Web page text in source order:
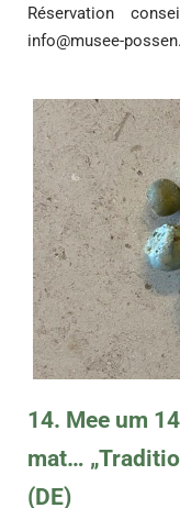
Réservation
info@musee-
14. Mee um
mat…
(DE)